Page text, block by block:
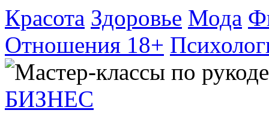
Красота Здоровье Мода
Отношения 18+
БИЗНЕС